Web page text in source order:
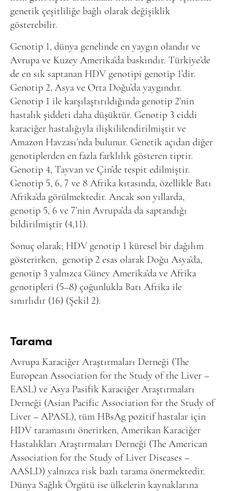
genetik çeşitliliğe bağlı olarak değişiklik
gösterebilir.
Genotip 1, dünya genelinde en yaygın olandır ve
Avrupa ve Kuzey Amerika’da baskındır. Türkiye’de
de en sık saptanan HDV genotipi genotip 1’dir.
Genotip 2, Asya ve Orta Doğu’da yaygındır.
Genotip 1 ile karşılaştırıldığında genotip 2’nin
hastalık şiddeti daha düşüktür. Genotip 3 ciddi
karaciğer hastalığıyla ilişkililendirilmiştir ve
Amazon Havzası’nda bulunur. Genetik açıdan diğer
genotiplerden en fazla farklılık gösteren tiptir.
Genotip 4, Tayvan ve Çin’de tespit edilmiştir.
Genotip 5, 6, 7 ve 8 Afrika kıtasında, özellikle Batı
Afrika’da görülmektedir. Ancak son yıllarda,
genotip 5, 6 ve 7’nin Avrupa’da da saptandığı
bildirilmiştir (4,11).
Sonuç olarak; HDV genotip 1 küresel bir dağılım
gösterirken, genotip 2 esas olarak Doğu Asya’da,
genotip 3 yalnızca Güney Amerika’da ve Afrika
genotipleri (5–8) çoğunlukla Batı Afrika ile
sınırlıdır (16) (Şekil 2).
Tarama
Avrupa Karaciğer Araştırmaları Derneği (The
European Association for the Study of the Liver –
EASL) ve Asya Pasifik Karaciğer Araştırmaları
Derneği (Asian Pacific Association for the Study of
Liver – APASL), tüm HBsAg pozitif hastalar için
HDV taramasını önerirken, Amerikan Karaciğer
Hastalıkları Araştırmaları Derneği (The American
Association for the Study of Liver Diseases –
AASLD) yalnızca risk bazlı tarama önermektedir.
Dünya Sağlık Örgütü ise ülkelerin kaynaklarına